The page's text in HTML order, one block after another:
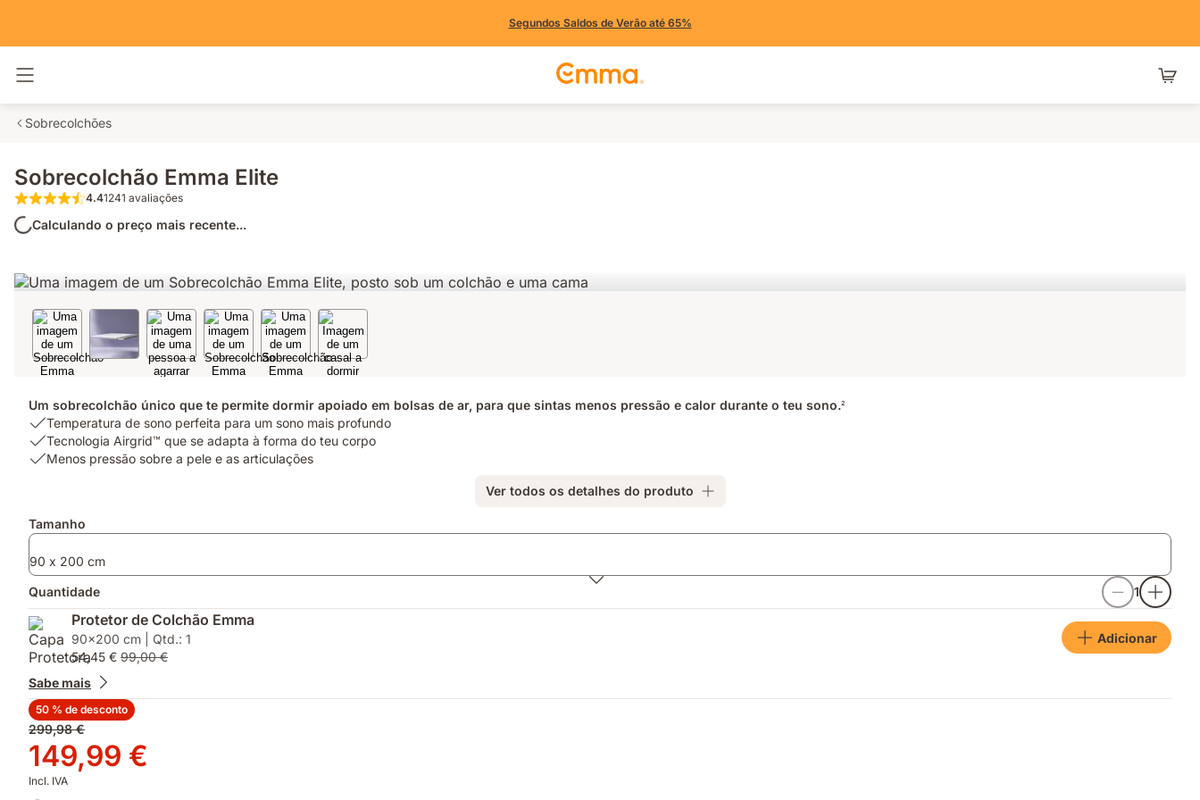
Segundos Saldos de Verão até 65%
Sobrecolchões
Sobrecolchão Emma Elite
4.4 de 5 estrelas 1241 avaliações
4.41241 avaliações
Calculando o preço mais recente...
Um sobrecolchão único que te permite dormir apoiado em bolsas de ar, para que sintas menos pressão e calor durante o teu sono.2
USP
1:
Temperatura
para
sono
profundo
Temperatura de sono perfeita para um sono mais profundo
USP
2:
se
à
do
teu
corpo
Tecnologia Airgrid™ que se adapta à forma do teu corpo
USP
sobre
pele
as
articulações
Menos pressão sobre a pele e as articulações
Ver todos os detalhes do produto
Complementos
Tamanho
90 x 200 cm
Quantidade
1
Protetor de Colchão Emma
90x200 cm | Qtd.: 1
54,45 € 99,00 €
Adicionar
Sabe mais
50 % de desconto
Preço
original
299,98 €
299,98 €
Preço
149,99 €
149,99 €
Incl. IVA